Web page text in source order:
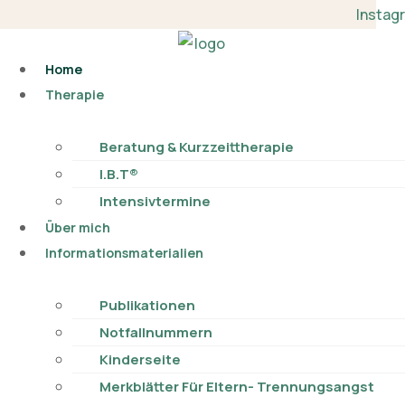
contentHome
Therapie
Beratung & Kurzzeittherapie
I.B.T®
Intensivtermine
Über mich
Informationsmaterialien
Publikationen​
Notfallnummern
Kinderseite
Merkblätter Für Eltern- Trennungsangst